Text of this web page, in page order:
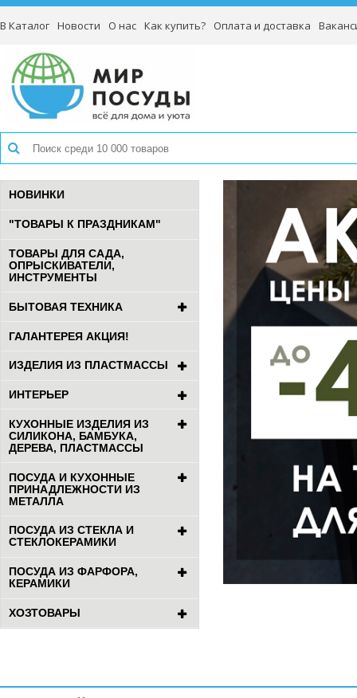
В Каталог Новости О нас Как купить? Оплата и доставка
НОВИНКИ
"ТОВАРЫ К ПРАЗДНИКАМ"
ТОВАРЫ ДЛЯ САДА,
ОПРЫСКИВАТЕЛИ,
ИНСТРУМЕНТЫ
БЫТОВАЯ ТЕХНИКА
ГАЛАНТЕРЕЯ АКЦИЯ!
ИЗДЕЛИЯ ИЗ ПЛАСТМАССЫ
ИНТЕРЬЕР
КУХОННЫЕ ИЗДЕЛИЯ ИЗ
СИЛИКОНА, БАМБУКА,
ДЕРЕВА, ПЛАСТМАССЫ
ПОСУДА И КУХОННЫЕ
ПРИНАДЛЕЖНОСТИ ИЗ
МЕТАЛЛА
ПОСУДА ИЗ СТЕКЛА И
СТЕКЛОКЕРАМИКИ
ПОСУДА ИЗ ФАРФОРА,
КЕРАМИКИ
ХОЗТОВАРЫ